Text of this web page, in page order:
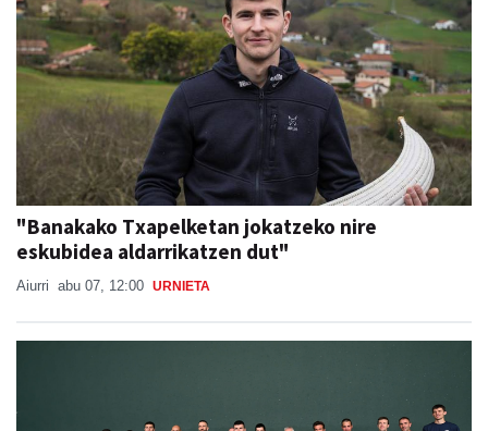
"Banakako Txapelketan jokatzeko nire
eskubidea aldarrikatzen dut"
Aiurri abu 07, 12:00 URNIETA